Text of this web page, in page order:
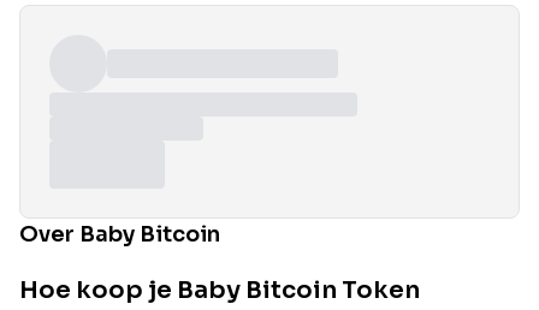
Over Baby Bitcoin
Hoe koop je Baby Bitcoin Token